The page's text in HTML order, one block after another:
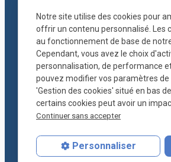
contact@ascb-avocat.fr
26 rue Hoche
78000 VERSAILLES
01 30 21 28 54
Notre site utilise des cookies pour
offrir un contenu personnalisé. Les
au fonctionnement de base de
Cependant, vous avez le choix
personnalisation, de performance
pouvez modifier vos paramètres
'Gestion des cookies' situé en bas
certains cookies peut avoir un
Continuer sans accepter
Personnaliser